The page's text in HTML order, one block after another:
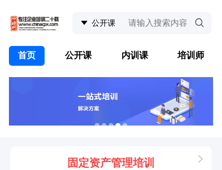
首页 公开课 内训课 培训师
固定资产管理培训